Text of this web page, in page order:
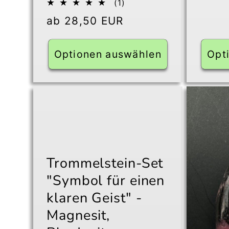
(1)
Normaler
ab 28,50 EUR
Optionen auswählen
Trommelstein-Set
"Symbol für einen
klaren Geist" -
Magnesit,